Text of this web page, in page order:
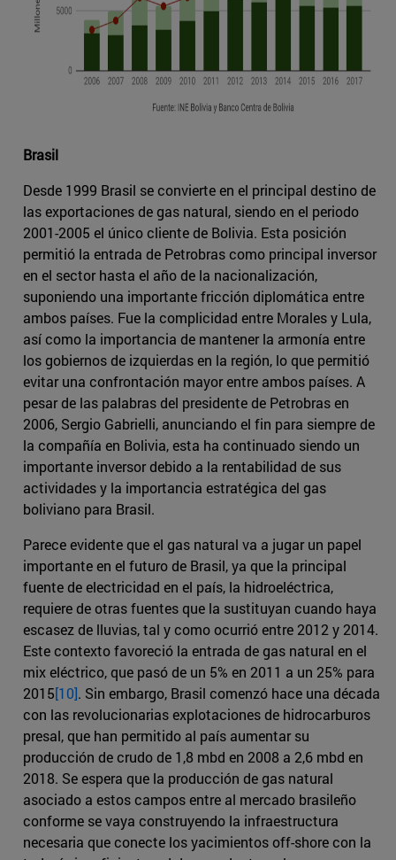
Brasil
Desde 1999 Brasil se convierte en el principal destino de
las exportaciones de gas natural, siendo en el periodo
2001-2005 el único cliente de Bolivia. Esta posición
permitió la entrada de Petrobras como principal inversor
en el sector hasta el año de la nacionalización,
suponiendo una importante fricción diplomática entre
ambos países. Fue la complicidad entre Morales y Lula,
así como la importancia de mantener la armonía entre
los gobiernos de izquierdas en la región, lo que permitió
evitar una confrontación mayor entre ambos países. A
pesar de las palabras del presidente de Petrobras en
2006, Sergio Gabrielli, anunciando el fin para siempre de
la compañía en Bolivia, esta ha continuado siendo un
importante inversor debido a la rentabilidad de sus
actividades y la importancia estratégica del gas
boliviano para Brasil.
Parece evidente que el gas natural va a jugar un papel
importante en el futuro de Brasil, ya que la principal
fuente de electricidad en el país, la hidroeléctrica,
requiere de otras fuentes que la sustituyan cuando haya
escasez de lluvias, tal y como ocurrió entre 2012 y 2014.
Este contexto favoreció la entrada de gas natural en el
mix eléctrico, que pasó de un 5% en 2011 a un 25% para
2015[10]. Sin embargo, Brasil comenzó hace una década
con las revolucionarias explotaciones de hidrocarburos
presal, que han permitido al país aumentar su
producción de crudo de 1,8 mbd en 2008 a 2,6 mbd en
2018. Se espera que la producción de gas natural
asociado a estos campos entre al mercado brasileño
conforme se vaya construyendo la infraestructura
necesaria que conecte los yacimientos off-shore con la